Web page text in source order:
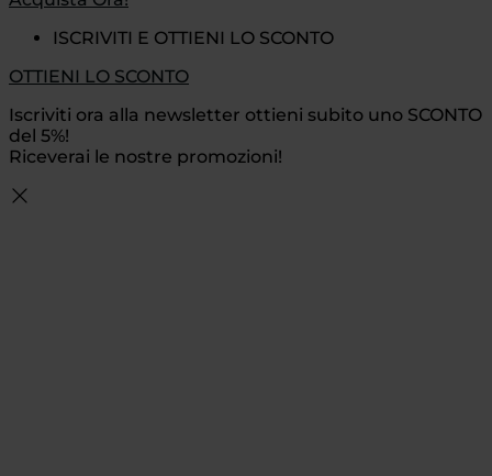
ISCRIVITI E OTTIENI LO SCONTO
OTTIENI LO SCONTO
Iscriviti ora alla newsletter ottieni subito uno SCONTO
del 5%!
Riceverai le nostre promozioni!